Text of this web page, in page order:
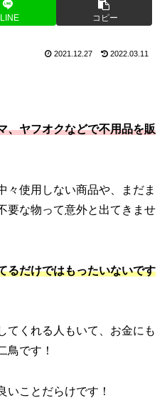
LINE コピー
2021.12.27 2022.03.11
、ヤフオクなどで不用品を販
々使用しない商品や、まだま
要な物って意外と出てきませ
るだけではもったいないです
てくれる人もいて、お金にも
鳥です！
いことだらけです！